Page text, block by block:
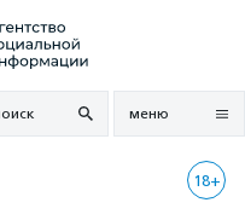
меню
18+